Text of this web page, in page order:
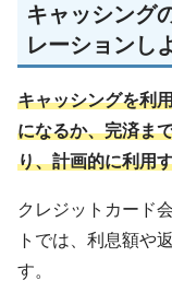
キャッシング
レーションし
キャッシングを利
になるか、完済ま
り、計画的に利用
クレジットカード
トでは、利息額や
す。